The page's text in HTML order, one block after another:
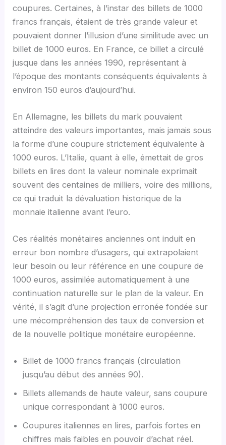
coupures. Certaines, à l’instar des billets de 1000
francs français, étaient de très grande valeur et
pouvaient donner l’illusion d’une similitude avec un
billet de 1000 euros. En France, ce billet a circulé
jusque dans les années 1990, représentant à
l’époque des montants conséquents équivalents à
environ 150 euros d’aujourd’hui.
En Allemagne, les billets du mark pouvaient
atteindre des valeurs importantes, mais jamais sous
la forme d’une coupure strictement équivalente à
1000 euros. L’Italie, quant à elle, émettait de gros
billets en lires dont la valeur nominale exprimait
souvent des centaines de milliers, voire des millions,
ce qui traduit la dévaluation historique de la
monnaie italienne avant l’euro.
Ces réalités monétaires anciennes ont induit en
erreur bon nombre d’usagers, qui extrapolaient
leur besoin ou leur référence en une coupure de
1000 euros, assimilée automatiquement à une
continuation naturelle sur le plan de la valeur. En
vérité, il s’agit d’une projection erronée fondée sur
une mécompréhension des taux de conversion et
de la nouvelle politique monétaire européenne.
Billet de 1000 francs français (circulation
jusqu’au début des années 90).
Billets allemands de haute valeur, sans coupure
unique correspondant à 1000 euros.
Coupures italiennes en lires, parfois fortes en
chiffres mais faibles en pouvoir d’achat réel.